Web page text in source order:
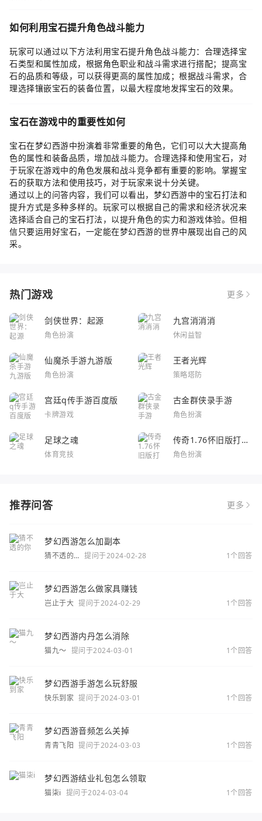
如何利用宝石提升角色战斗能力
玩家可以通过以下方法利用宝石提升角色战斗能力：合理选择宝
石类型和属性加成，根据角色职业和战斗需求进行搭配；提高宝
石的品质和等级，可以获得更高的属性加成；根据战斗需求，合
理选择镶嵌宝石的装备位置，以最大程度地发挥宝石的效果。
宝石在游戏中的重要性如何
宝石在梦幻西游中扮演着非常重要的角色，它们可以大大提高角
色的属性和装备品质，增加战斗能力。合理选择和使用宝石，对
于玩家在游戏中的角色发展和战斗竞争都有重要的影响。掌握宝
石的获取方法和使用技巧，对于玩家来说十分关键。
通过以上的问答内容，我们可以看出，梦幻西游中的宝石打法和
提升方式是多种多样的。玩家可以根据自己的需求和经济状况来
选择适合自己的宝石打法，以提升角色的实力和游戏体验。但相
信只要运用好宝石，一定能在梦幻西游的世界中展现出自己的风
采。
热门游戏 更多
剑侠世界：起源
角色扮演
九宫消消消
休闲益智
仙魔杀手游九游版
角色扮演
王者光辉
策略塔防
宫廷q传手游百度版
卡牌游戏
古金群侠录手游
角色扮演
足球之魂
体育竞技
传奇1.76怀旧版打金
服
角色扮演
推荐问答 更多
梦幻西游怎么加副本
猜不透的
提问于2024-02-28 1个回答
梦幻西游怎么做家具赚钱
岂止于大 提问于2024-02-29 1个回答
梦幻西游内丹怎么消除
猫九～ 提问于2024-03-01 1个回答
梦幻西游手游怎么玩舒服
快乐到家 提问于2024-03-01 1个回答
梦幻西游音频怎么关掉
青青飞阳 提问于2024-03-03 1个回答
梦幻西游结业礼包怎么领取
猫柒i 提问于2024-03-04 1个回答